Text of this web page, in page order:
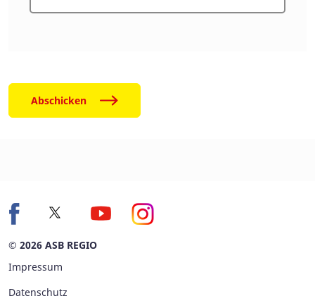
Abschicken
© 2026 ASB REGIO
Impressum
Datenschutz